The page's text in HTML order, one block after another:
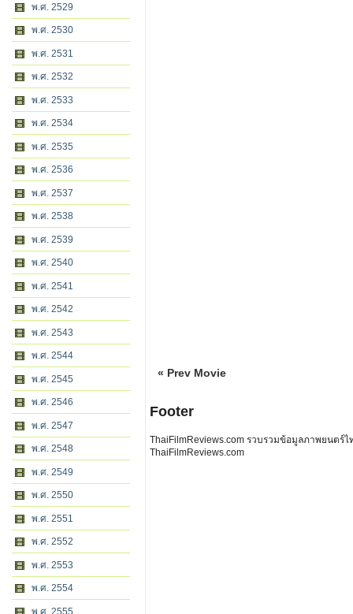
พ.ศ. 2529
พ.ศ. 2530
พ.ศ. 2531
พ.ศ. 2532
พ.ศ. 2533
พ.ศ. 2534
พ.ศ. 2535
พ.ศ. 2536
พ.ศ. 2537
พ.ศ. 2538
พ.ศ. 2539
พ.ศ. 2540
พ.ศ. 2541
พ.ศ. 2542
พ.ศ. 2543
พ.ศ. 2544
พ.ศ. 2545
พ.ศ. 2546
พ.ศ. 2547
พ.ศ. 2548
พ.ศ. 2549
พ.ศ. 2550
พ.ศ. 2551
พ.ศ. 2552
พ.ศ. 2553
พ.ศ. 2554
พ.ศ. 2555
« Prev Movie
Footer
ThaiFilmReviews.com รวบรวมข้อมูลภาพยนตร์
ThaiFilmReviews.com